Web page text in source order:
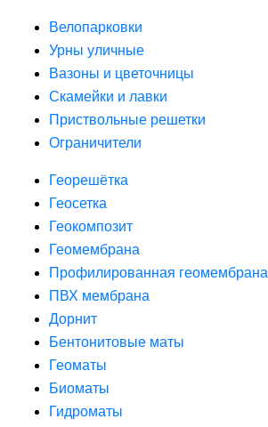
Велопарковки
Урны уличные
Вазоны и цветочницы
Скамейки и лавки
Приствольные решетки
Ограничители
Георешётка
Геосетка
Геокомпозит
Геомембрана
Профилированная геомембрана
ПВХ мембрана
Дорнит
Бентонитовые маты
Геоматы
Биоматы
Гидроматы